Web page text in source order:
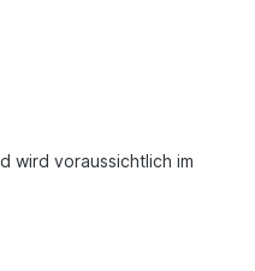
wird voraussichtlich im